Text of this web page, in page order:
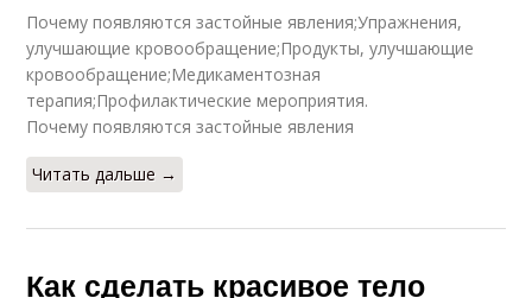
Почему появляются застойные явления;Упражнения,
улучшающие кровообращение;Продукты, улучшающие
кровообращение;Медикаментозная
терапия;Профилактические мероприятия.
Почему появляются застойные явления
Читать дальше →
Как сделать красивое тело